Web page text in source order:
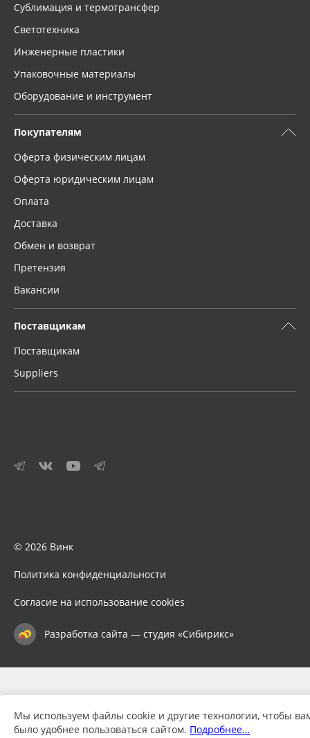
Сублимация и термотрансфер
Светотехника
Инженерные пластики
Упаковочные материалы
Оборудование и инструмент
Покупателям
Оферта физическим лицам
Оферта юридическим лицам
Оплата
Доставка
Обмен и возврат
Претензия
Вакансии
Поставщикам
Поставщикам
Suppliers
© 2026 Винк
Политика конфиденциальности
Согласие на использование cookies
Разработка сайта — студия «Сибирикс»
Мы используем файлы cookie и другие технологии, чтобы
было удобнее пользоваться сайтом. Подробнее…